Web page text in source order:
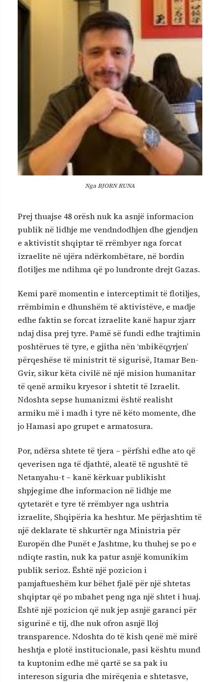
Nga BJORN RUNA
Prej thuajse 48 orësh nuk ka asnjë informacion
publik në lidhje me vendndodhjen dhe gjendjen
e aktivistit shqiptar të rrëmbyer nga forcat
izraelite në ujëra ndërkombëtare, në bordin
flotiljes me ndihma që po lundronte drejt Gazas.
Kemi parë momentin e interceptimit të flotiljes,
rrëmbimin e dhunshëm të aktivistëve, e madje
edhe faktin se forcat izraelite kanë hapur zjarr
ndaj disa prej tyre. Pamë së fundi edhe trajtimin
poshtërues të tyre, e gjitha nën ‘mbikëqyrjen’
përqeshëse të ministrit të sigurisë, Itamar Ben-
Gvir, sikur këta civilë në një mision humanitar
të qenë armiku kryesor i shtetit të Izraelit.
Ndoshta sepse humanizmi është realisht
armiku më i madh i tyre në këto momente, dhe
jo Hamasi apo grupet e armatosura.
Por, ndërsa shtete të tjera – përfshi edhe ato që
qeverisen nga të djathtë, aleatë të ngushtë të
Netanyahu-t – kanë kërkuar publikisht
shpjegime dhe informacion në lidhje me
qytetarët e tyre të rrëmbyer nga ushtria
izraelite, Shqipëria ka heshtur. Me përjashtim të
një deklarate të shkurtër nga Ministria për
Europën dhe Punët e Jashtme, ku thuhej se po e
ndiqte rastin, nuk ka patur asnjë komunikim
publik serioz. Është një pozicion i
pamjaftueshëm kur bëhet fjalë për një shtetas
shqiptar që po mbahet peng nga një shtet i huaj.
Është një pozicion që nuk jep asnjë garanci për
sigurinë e tij, dhe nuk ofron asnjë lloj
transparence. Ndoshta do të kish qenë më mirë
heshtja e plotë institucionale, pasi kështu mund
ta kuptonim edhe më qartë se sa pak iu
intereson siguria dhe mirëqenia e shtetasve,